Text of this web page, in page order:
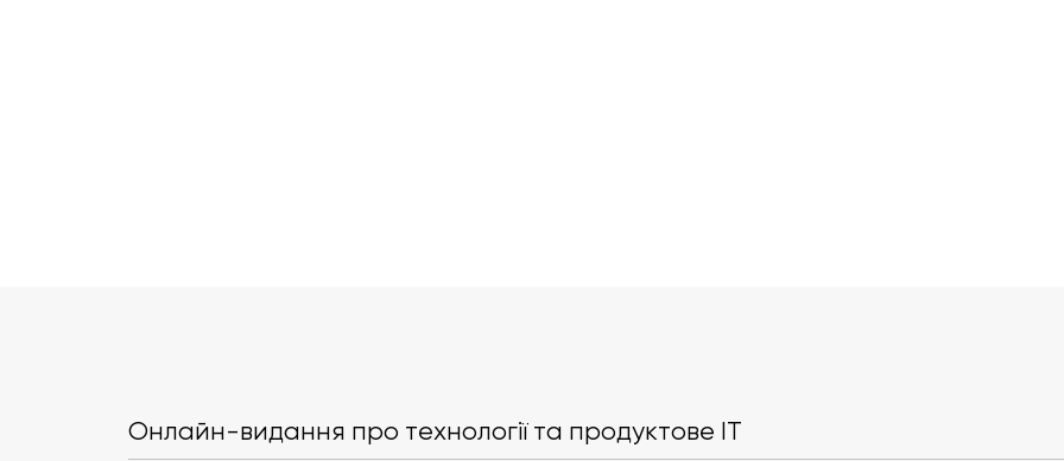
вірусів, що заражають
бактерії
Онлайн-видання про технології та продуктове IT